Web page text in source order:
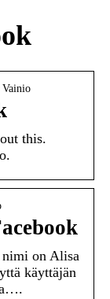
this.
on Alisa
käyttäjän